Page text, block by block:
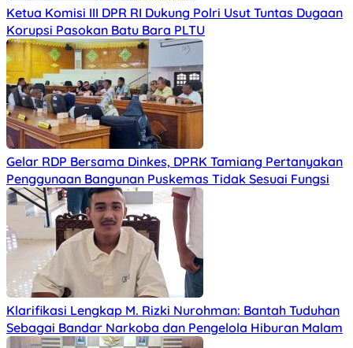
Ketua Komisi III DPR RI Dukung Polri Usut Tuntas Dugaan
Korupsi Pasokan Batu Bara PLTU
Gelar RDP Bersama Dinkes, DPRK Tamiang Pertanyakan
Penggunaan Bangunan Puskemas Tidak Sesuai Fungsi
Klarifikasi Lengkap M. Rizki Nurohman: Bantah Tuduhan
Sebagai Bandar Narkoba dan Pengelola Hiburan Malam